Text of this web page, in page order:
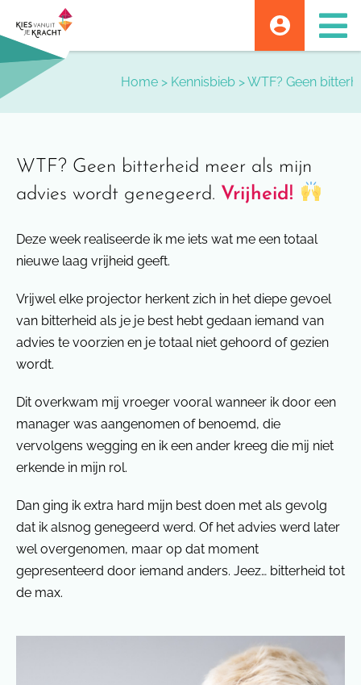
to
content
Home > Kennisbieb >WTF? Geen
WTF? Geen bitterheid meer als mijn
advies wordt genegeerd. Vrijheid!
Deze week realiseerde ik me iets wat me een totaal
nieuwe laag vrijheid geeft.
Vrijwel elke projector herkent zich in het diepe gevoel
van bitterheid als je je best hebt gedaan iemand van
advies te voorzien en je totaal niet gehoord of gezien
wordt.
Dit overkwam mij vroeger vooral wanneer ik door een
manager was aangenomen of benoemd, die
vervolgens wegging en ik een ander kreeg die mij niet
erkende in mijn rol.
Dan ging ik extra hard mijn best doen met als gevolg
dat ik alsnog genegeerd werd. Of het advies werd later
wel overgenomen, maar op dat moment
gepresenteerd door iemand anders. Jeez… bitterheid tot
de max.